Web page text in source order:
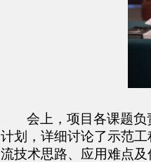
会上， 项目 各课题负
计划， 详细讨论了示范工
流技术思路、应用难点